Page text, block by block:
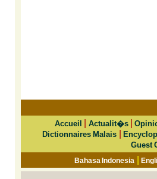
Accueil Actualit�s|
Dictionnaires Malais |
Guest
Bahasa Indonesia |